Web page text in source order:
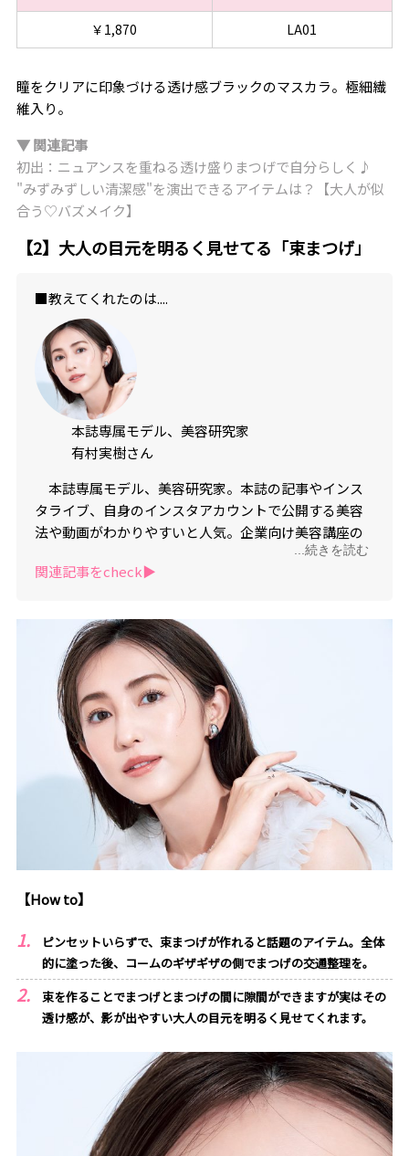
￥1,870
LA01
瞳をクリアに印象づける透け感ブラックのマスカラ。極細繊
維入り。
▼ 関連記事
初出：ニュアンスを重ねる透け盛りまつげで自分らしく♪
"みずみずしい清潔感"を演出できるアイテムは？【大人が似
合う♡バズメイク】
【2】大人の目元を明るく見せてる「束まつげ」
■教えてくれたのは....
本誌専属モデル、美容研究家
有村実樹さん
本誌専属モデル、美容研究家。本誌の記事やインス
タライブ、自身のインスタアカウントで公開する美容
法や動画がわかりやすいと人気。企業向け美容講座の
講師などでも活躍。植物療法士の資格も取得、ストレ
スケアの方法をシェアするなど生来の優しさに基づく
らも絶大な人気を誇る。
...続きを読む
関連記事をcheck▶︎
【How to】
ピンセットいらずで、束まつげが作れると話題のアイテム。全体
的に塗った後、コームのギザギザの側でまつげの交通整理を。
束を作ることでまつげとまつげの間に隙間ができますが実はその
透け感が、影が出やすい大人の目元を明るく見せてくれます。